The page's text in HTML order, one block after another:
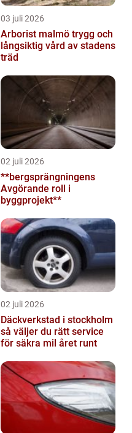
03 juli 2026
Arborist malmö trygg och
långsiktig vård av stadens
träd
02 juli 2026
**bergsprängningens
Avgörande roll i
byggprojekt**
02 juli 2026
Däckverkstad i stockholm
så väljer du rätt service
för säkra mil året runt